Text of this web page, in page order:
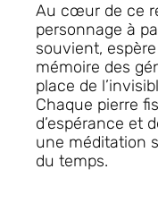
Au cœur de ce
personnage à
souvient,
mémoire des
place de
Chaque pierre
d’espérance et
une méditation
du temps.